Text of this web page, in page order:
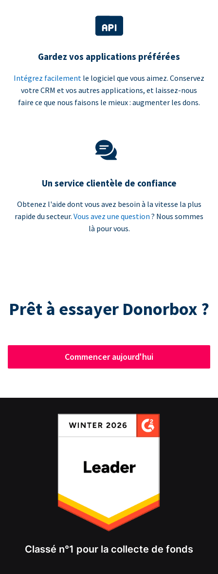
Gardez vos applications préférées
Intégrez facilement le logiciel que vous aimez. Conservez
votre CRM et vos autres applications, et laissez-nous
faire ce que nous faisons le mieux : augmenter les dons.
Un service clientèle de confiance
Obtenez l'aide dont vous avez besoin à la vitesse la plus
rapide du secteur. Vous avez une question ? Nous sommes
là pour vous.
Prêt à essayer Donorbox ?
Commencer aujourd'hui
Classé n°1 pour la collecte de fonds